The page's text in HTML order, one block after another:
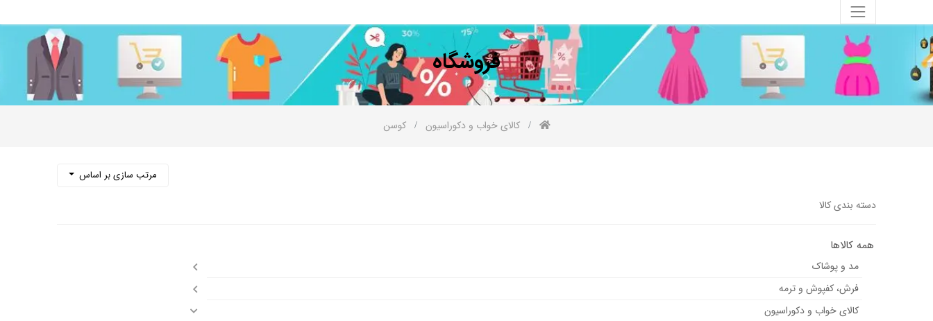
فروشگاه
کالای خواب و دکوراسیون کوسن
مرتب سازی بر اساس
دسته بندی کالا
همه کالاها
مد و پوشاک
فرش، کفپوش و ترمه
کالای خواب و دکوراسیون